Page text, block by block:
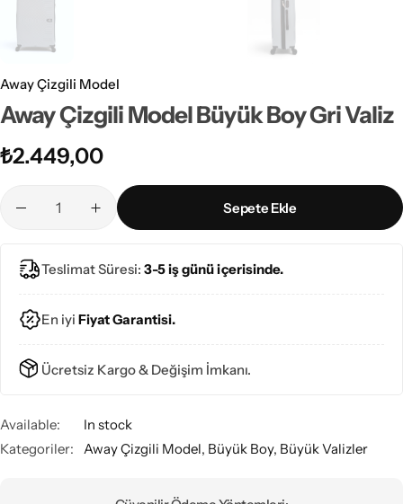
Away Çizgili Model
Away Çizgili Model Büyük Boy Gri Valiz
₺2.449,00
Sepete Ekle
Teslimat Süresi: 3-5 iş günü içerisinde.
En iyi Fiyat Garantisi.
Ücretsiz Kargo & Değişim İmkanı.
Available:
In stock
Kategoriler:
Away Çizgili Model, Büyük Boy, Büyük Valizler